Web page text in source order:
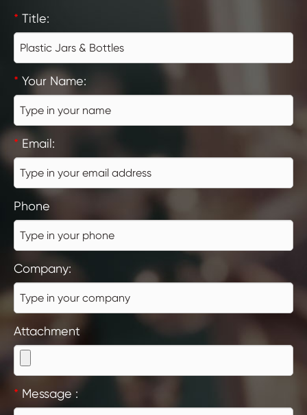
* Title:
* Your Name:
* Email:
Phone
Company:
Attachment
* Message :